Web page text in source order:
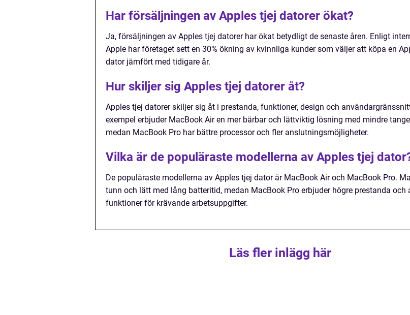
Har försäljningen av Apples tjej datorer ökat?
Ja, försäljningen av Apples tjej datorer har ökat betydligt de senaste åren. Enligt
Apple har företaget sett en 30% ökning av kvinnliga kunder som väljer att köpa en
dator jämfört med tidigare år.
Hur skiljer sig Apples tjej datorer åt?
Apples tjej datorer skiljer sig åt i prestanda, funktioner, design och
exempel erbjuder MacBook Air en mer bärbar och lättviktig lösning med mindre
medan MacBook Pro har bättre processor och fler anslutningsmöjligheter.
Vilka är de populäraste modellerna av Apples tjej
De populäraste modellerna av Apples tjej dator är MacBook Air och MacBook Pro.
tunn och lätt med lång batteritid, medan MacBook Pro erbjuder högre prestanda och
funktioner för krävande arbetsuppgifter.
Läs fler inlägg här